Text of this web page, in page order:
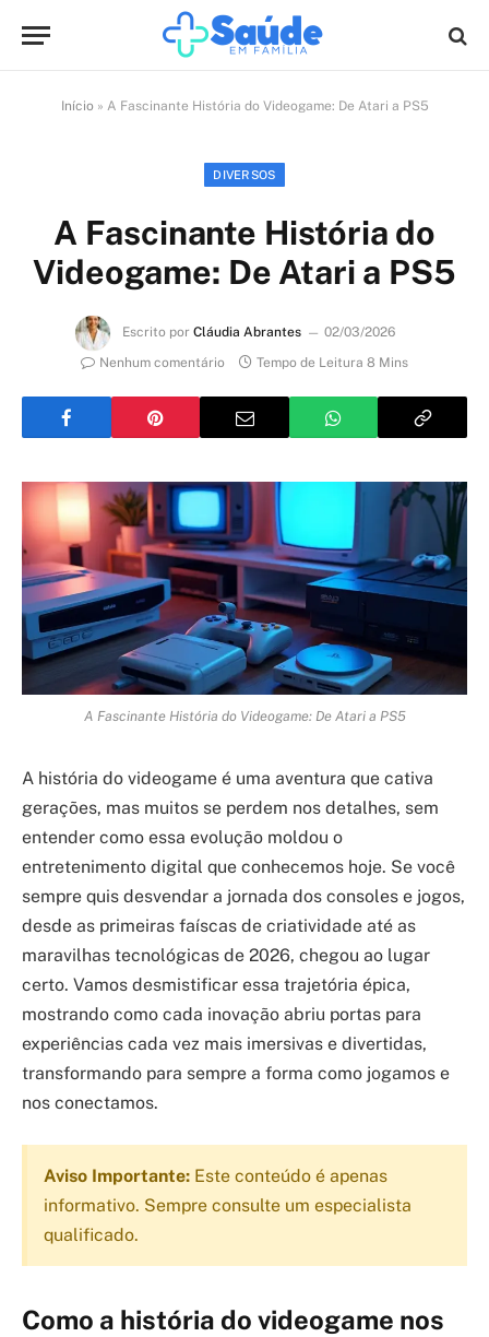
Início » A Fascinante História do Videogame: De Atari a PS5
DIVERSOS
A Fascinante História do
Videogame: De Atari a PS5
Escrito por Cláudia Abrantes
02/03/2026
Nenhum comentário
Tempo de Leitura 8 Mins
A Fascinante História do Videogame: De Atari a PS5
A história do videogame é uma aventura que cativa
gerações, mas muitos se perdem nos detalhes, sem
entender como essa evolução moldou o
entretenimento digital que conhecemos hoje. Se você
sempre quis desvendar a jornada dos consoles e jogos,
desde as primeiras faíscas de criatividade até as
maravilhas tecnológicas de 2026, chegou ao lugar
certo. Vamos desmistificar essa trajetória épica,
mostrando como cada inovação abriu portas para
experiências cada vez mais imersivas e divertidas,
transformando para sempre a forma como jogamos e
nos conectamos.
Aviso Importante: Este conteúdo é apenas
informativo. Sempre consulte um especialista
qualificado.
Como a história do videogame nos